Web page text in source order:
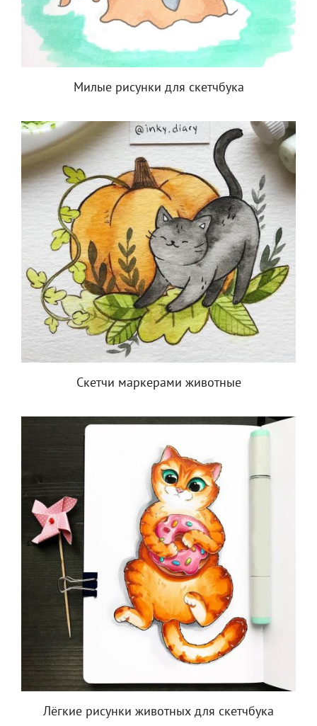
Милые рисунки для скетчбука
Скетчи маркерами животные
Лёгкие рисунки животных для скетчбука